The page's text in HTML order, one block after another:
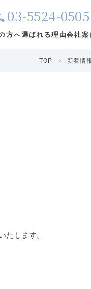
方へ選ばれる理由会社案
03-5524-0505
TOP 新着情報
たします。